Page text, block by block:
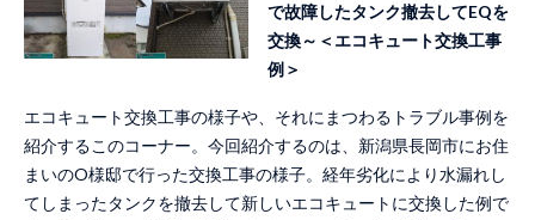
で故障したタンク撤去してEQを
交換～＜エコキュート交換工事
例＞
エコキュート交換工事の様子や、それにまつわるトラブル事例を
紹介するこのコーナー。今回紹介するのは、新潟県長岡市にお住
まいのO様邸で行った交換工事の様子。経年劣化により水漏れし
てしまったタンクを撤去して新しいエコキュートに交換した例で